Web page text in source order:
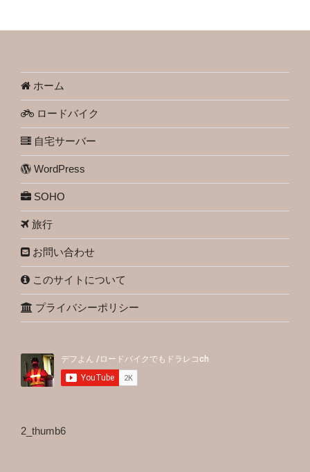
ホーム
ロードバイク
自宅サーバー
WordPress
SOHO
旅行
お問い合わせ
このサイトについて
プライバシーポリシー
2_thumb6